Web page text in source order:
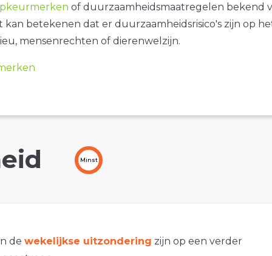
of duurzaamheidsmaatregelen bekend
kan betekenen dat er duurzaamheidsrisico's zijn op
mensenrechten of dierenwelzijn.
Minst
de wekelijkse uitzondering zijn op een verder